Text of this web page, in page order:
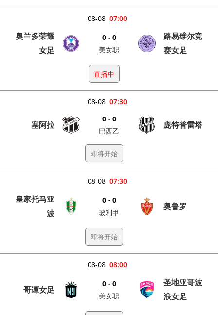
07:00
08-08
奥兰多荣耀
女足
0 - 0
美女职
路易维尔竞
赛女足
直播中
07:30
08-08
塞阿拉
0 - 0
巴西乙
庞特普雷塔
即将开始
07:30
08-08
皇家托马亚
波
0 - 0
玻利甲
奥鲁罗
即将开始
08:00
08-08
哥谭女足
0 - 0
美女职
圣地亚哥波
浪女足